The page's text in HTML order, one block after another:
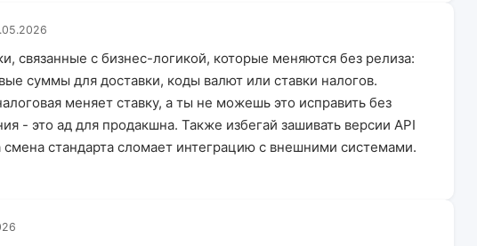
связанные с бизнес-логикой, которые меняются без релиза:
суммы для доставки, коды валют или ставки налогов.
меняет ставку, а ты не можешь это исправить без
- это ад для продакшна. Также избегай зашивать версии API
стандарта сломает интеграцию с внешними системами.